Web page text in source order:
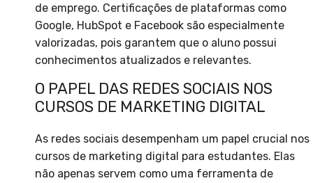
de emprego. Certificações de plataformas como
Google, HubSpot e Facebook são especialmente
valorizadas, pois garantem que o aluno possui
conhecimentos atualizados e relevantes.
O PAPEL DAS REDES SOCIAIS NOS
CURSOS DE MARKETING DIGITAL
As redes sociais desempenham um papel crucial nos
cursos de marketing digital para estudantes. Elas
não apenas servem como uma ferramenta de